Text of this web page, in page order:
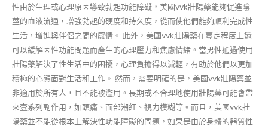
性由於生理或心理原因導致勃起功能障礙，美國vvk壯陽藥能夠促進陰
莖的血液流通，增強勃起的硬度和持久度，從而使他們能夠順利完成性
生活，增進與伴侶之間的感情。 此外，美國vvk壯陽藥在壹定程度上還
可以緩解因性功能問題而產生的心理壓力和焦慮情緒。當男性通過使用
壯陽藥解決了性生活中的困擾，心理負擔得以減輕，有助於他們以更加
積極的心態面對生活和工作。 然而，需要明確的是，美國vvk壯陽藥並
非適用於所有人，且不能被濫用。長期或不合理地使用壯陽藥可能會帶
來壹系列副作用，如頭痛、面部潮紅、視力模糊等。而且，美國vvk壯
陽藥並不能從根本上解決性功能障礙的問題，如果是由於身體的器質性